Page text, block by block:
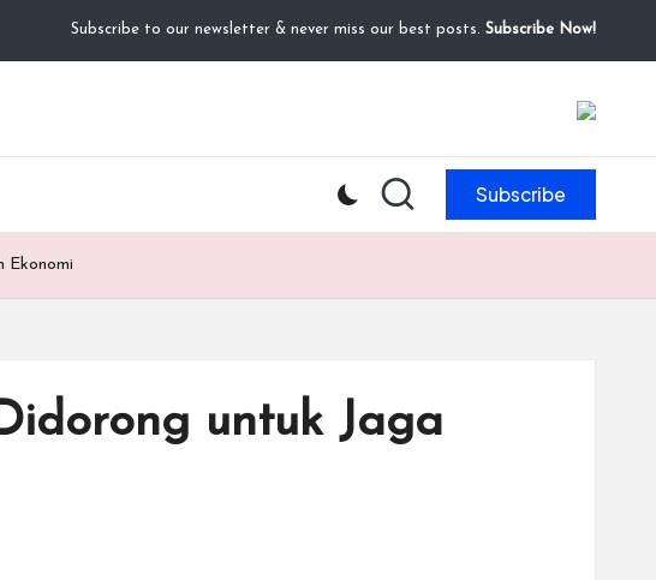
Subscribe to our newsletter & never miss our best posts. Subscribe Now!
Subscribe
Ekonomi
untuk Jaga